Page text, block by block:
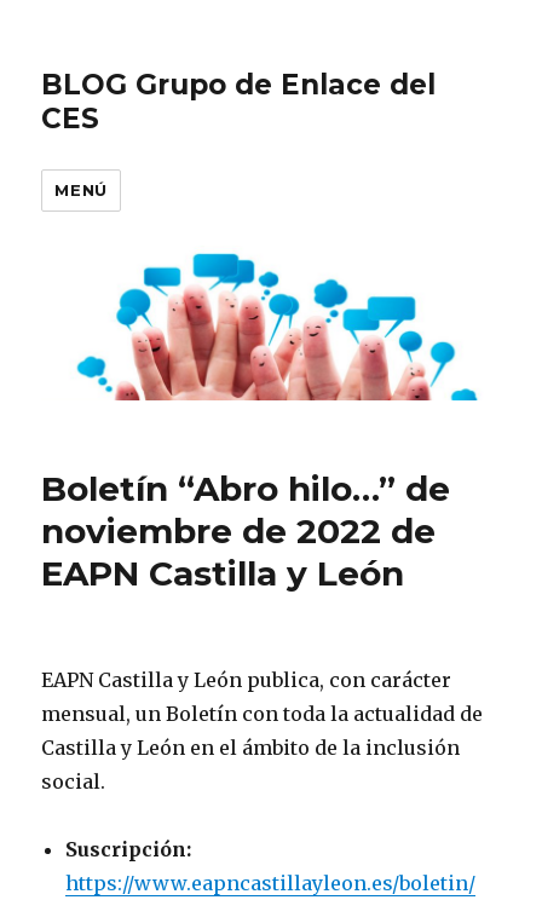
BLOG Grupo de Enlace del
CES
MENÚ
Boletín “Abro hilo…” de
noviembre de 2022 de
EAPN Castilla y León
EAPN Castilla y León publica, con carácter
mensual, un Boletín con toda la actualidad de
Castilla y León en el ámbito de la inclusión
social.
Suscripción:
https://www.eapncastillayleon.es/boletin/